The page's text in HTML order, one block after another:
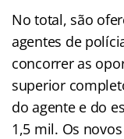
No total, são
agentes de
concorrer as
superior
do agente e do
1,5 mil. Os